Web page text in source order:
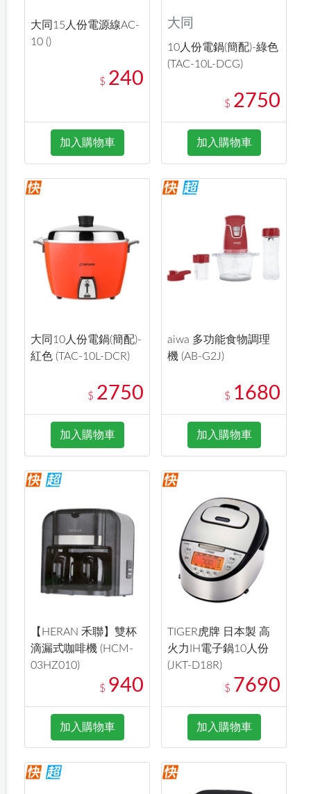
大同15人份電源線AC-
10 ()
$ 240
加入購物車
大同
10人份電鍋(簡配)-綠色
(TAC-10L-DCG)
$ 2750
加入購物車
大同10人份電鍋(簡配)-
紅色 (TAC-10L-DCR)
$ 2750
加入購物車
aiwa 多功能食物調理
機 (AB-G2J)
$ 1680
加入購物車
【HERAN 禾聯】雙杯
滴漏式咖啡機 (HCM-
03HZ010)
$ 940
加入購物車
TIGER虎牌 日本製 高
火力IH電子鍋10人份
(JKT-D18R)
$ 7690
加入購物車